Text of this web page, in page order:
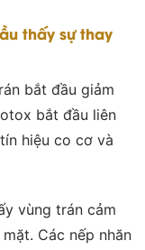
thấy sự thay
bắt đầu giảm
bắt đầu liên
hiệu co cơ và
vùng trán cảm
Các nếp nhăn